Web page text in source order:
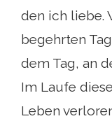
den ich liebe.
begehrten
dem Tag, an
Im Laufe
Leben